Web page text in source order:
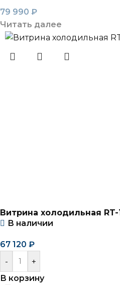
79 990 ₽
Читать далее
Витрина холодильная
В наличии
67 120 ₽
-
+
В корзину